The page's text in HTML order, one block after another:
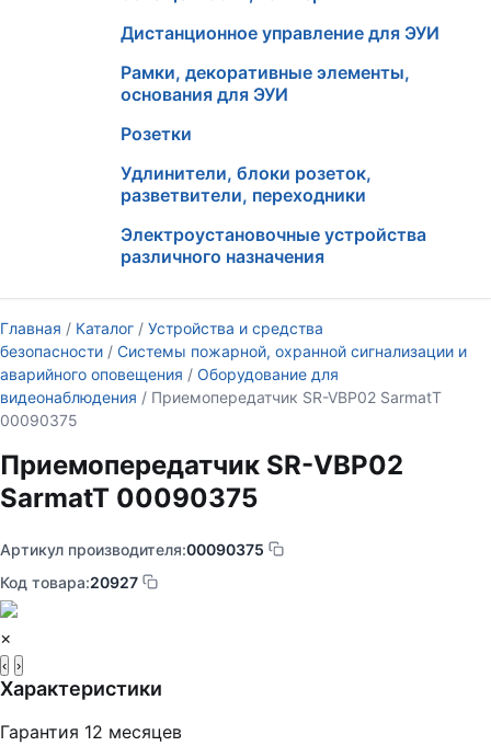
Дистанционное управление для ЭУИ
Рамки, декоративные элементы,
основания для ЭУИ
Розетки
Удлинители, блоки розеток,
разветвители, переходники
Электроустановочные устройства
различного назначения
Главная / Каталог / Устройства и средства
безопасности / Системы пожарной, охранной сигнализации и
аварийного оповещения / Оборудование для
видеонаблюдения / Приемопередатчик SR-VBP02 SarmatT
00090375
Приемопередатчик SR-VBP02
SarmatT 00090375
Артикул производителя:00090375
Код товара:20927
×
‹ ›
Характеристики
Гарантия 12 месяцев